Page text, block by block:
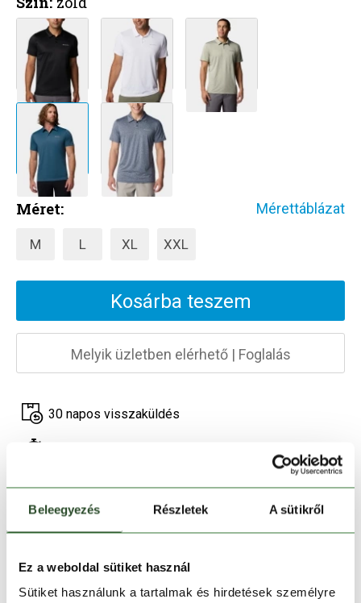
Beleegyezés Részletek A sütikről
Ez a weboldal sütiket használ
Sütiket használunk a tartalmak és hirdetések személyre
TERMÉKLEÍRÁS
TERMÉK RÉSZLETEK
Méret: Mérettáblázat
M L XL XXL
Kosárba teszem
Melyik üzletben elérhető| Foglalás
30 napos visszaküldés
Ingyenes kiszállítás 15 000 Ft felett